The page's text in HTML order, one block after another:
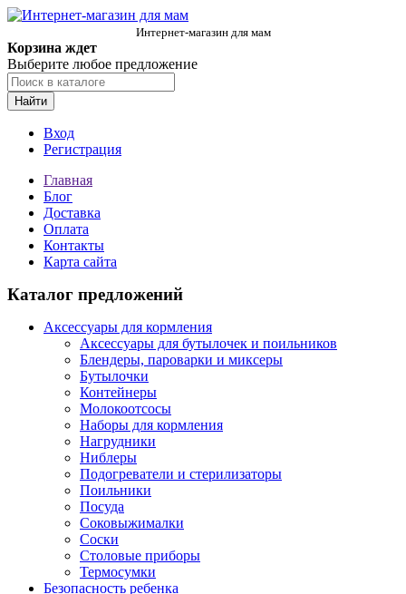
Интернет-магазин для мам
Корзина ждет
Выберите любое предложение
Найти
Вход
Регистрация
Главная
Блог
Доставка
Оплата
Контакты
Карта сайта
Каталог предложений
Аксессуары для кормления
Аксессуары для бутылочек и поильников
Блендеры, пароварки и миксеры
Бутылочки
Контейнеры
Молокоотсосы
Наборы для кормления
Нагрудники
Ниблеры
Подогреватели и стерилизаторы
Поильники
Посуда
Соковыжималки
Соски
Столовые приборы
Термосумки
Безопасность ребенка